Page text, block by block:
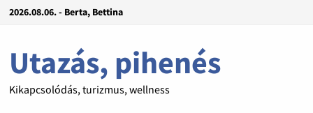
2026.08.06. - Berta, Bettina
Utazás, pihenés
Kikapcsolódás, turizmus, wellness